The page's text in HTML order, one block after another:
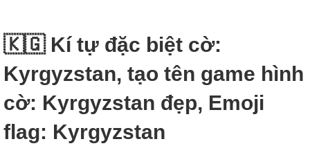
🇰🇬 Kí tự đặc biệt cờ:
Kyrgyzstan, tạo tên game hình
cờ: Kyrgyzstan đẹp, Emoji
flag: Kyrgyzstan